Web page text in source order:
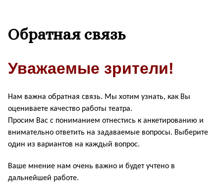
Обратная связь
Уважаемые зрители!
Нам важна обратная связь. Мы хотим узнать, как Вы
оцениваете качество работы театра.
Просим Вас с пониманием отнестись к анкетированию и
внимательно ответить на задаваемые вопросы. Выберите
один из вариантов на каждый вопрос.
Ваше мнение нам очень важно и будет учтено в
дальнейшей работе.